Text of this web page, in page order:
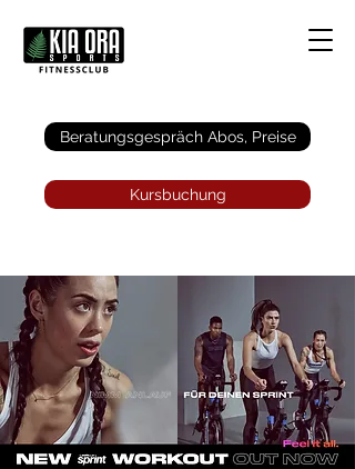
Beratungsgespräch Abos, Preise
Kursbuchung